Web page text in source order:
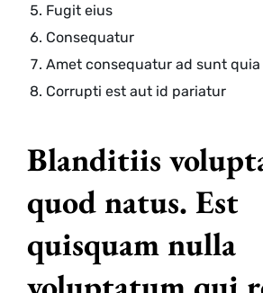
Fugit eius
Consequatur
Amet consequatur ad sunt quia
Corrupti est aut id pariatur
Blanditiis
quod natus. Est
quisquam nulla